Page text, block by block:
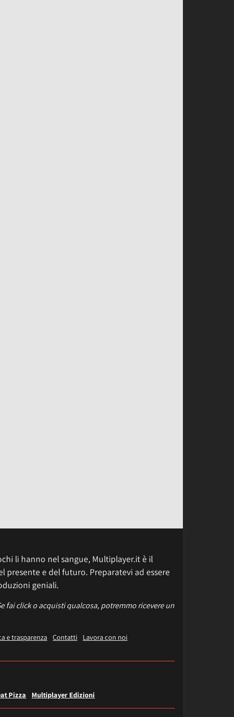
li hanno nel sangue, Multiplayer.it è il
e del futuro. Preparatevi ad essere
geniali.
fai click o acquisti qualcosa, potremmo ricevere un
e trasparenza Contatti
Lavora con noi
Pizza Multiplayer Edizioni